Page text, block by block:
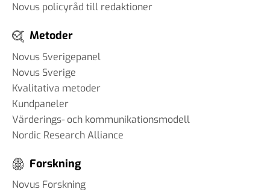
Novus policyråd till redaktioner
Metoder
Novus Sverigepanel
Novus Sverige
Kvalitativa metoder
Kundpaneler
Värderings- och kommunikationsmodell
Nordic Research Alliance
Forskning
Novus Forskning